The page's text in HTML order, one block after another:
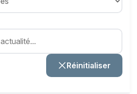
Réinitialiser